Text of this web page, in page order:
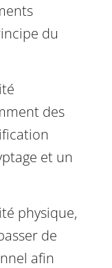
du
des
et un
physique,
de
afin